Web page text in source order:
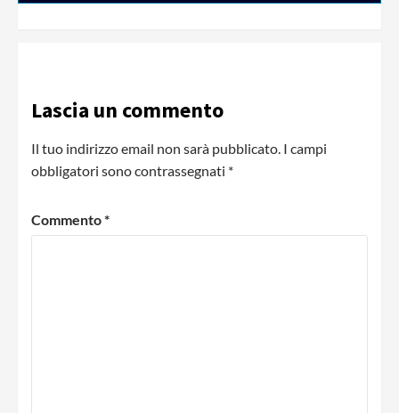
Lascia un commento
Il tuo indirizzo email non sarà pubblicato. I campi
obbligatori sono contrassegnati *
Commento*